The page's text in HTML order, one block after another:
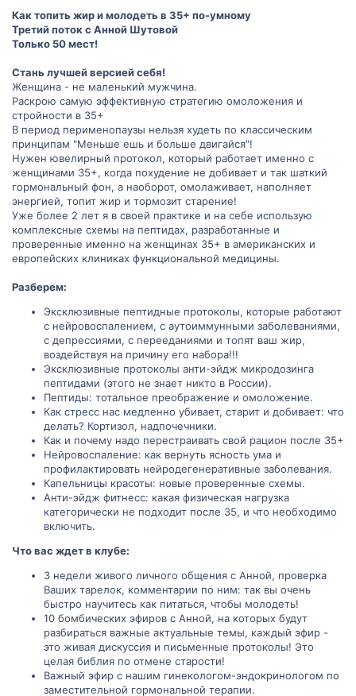
Как топить жир и молодеть в 35+ по-умному
Третий поток с Анной Шутовой
Только 50 мест!
Стань лучшей версией себя!
Женщина - не маленький мужчина.
Раскрою самую эффективную стратегию омоложения и
стройности в 35+
В период перименопаузы нельзя худеть по классическим
принципам "Меньше ешь и больше двигайся"!
Нужен ювелирный протокол, который работает именно с
женщинами 35+, когда похудение не добивает и так шаткий
гормональный фон, а наоборот, омолаживает, наполняет
энергией, топит жир и тормозит старение!
Уже более 2 лет я в своей практике и на себе использую
комплексные схемы на пептидах, разработанные и
проверенные именно на женщинах 35+ в американских и
европейских клиниках функциональной медицины.
Разберем:
Эксклюзивные пептидные протоколы, которые работают
с нейровоспалением, с аутоиммунными заболеваниями,
с депрессиями, с перееданиями и топят ваш жир,
воздействуя на причину его набора!!!
Эксклюзивные протоколы анти-эйдж микродозинга
пептидами (этого не знает никто в России).
Пептиды: тотальное преображение и омоложение.
Как стресс нас медленно убивает, старит и добивает: что
делать? Кортизол, надпочечники.
Как и почему надо перестраивать свой рацион после 35+
Нейровоспаление: как вернуть ясность ума и
профилактировать нейродегенеративные заболевания.
Капельницы красоты: новые проверенные схемы.
Анти-эйдж фитнесс: какая физическая нагрузка
категорически не подходит после 35, и что необходимо
включить.
Что вас ждет в клубе:
3 недели живого личного общения с Анной, проверка
Ваших тарелок, комментарии по ним: так вы очень
быстро научитесь как питаться, чтобы молодеть!
10 бомбических эфиров с Анной, на которых будут
разбираться важные актуальные темы, каждый эфир -
это живая дискуссия и письменные протоколы! Это
целая библия по отмене старости!
Важный эфир с нашим гинекологом-эндокринологом по
заместительной гормональной терапии.